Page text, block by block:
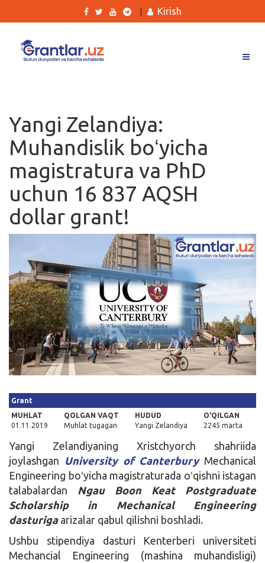
Ishlar
Kurslar
Blog
Yana
Qidirish
Kirish
Kirish
Yangi Zelandiya:
Muhandislik boʻyicha
magistratura va PhD
uchun 16 837 AQSH
dollar grant!
Grant
MUHLAT
01.11.2019
QOLGAN VAQT
Muhlat tugagan
HUDUD
Yangi Zelandiya
O'QILGAN
2245 marta
Yangi Zelandiyaning Xristchyorch shahriida
joylashgan University of CanterburyMechanical
Engineering boʻyicha magistraturada oʻqishni istagan
talabalardan Ngau Boon Keat Postgraduate
Scholarship in Mechanical Engineering
dasturigaarizalar qabul qilishni boshladi.
Ushbu stipendiya dasturi Kenterberi universiteti
Mechancial Engineering (mashina muhandisligi)